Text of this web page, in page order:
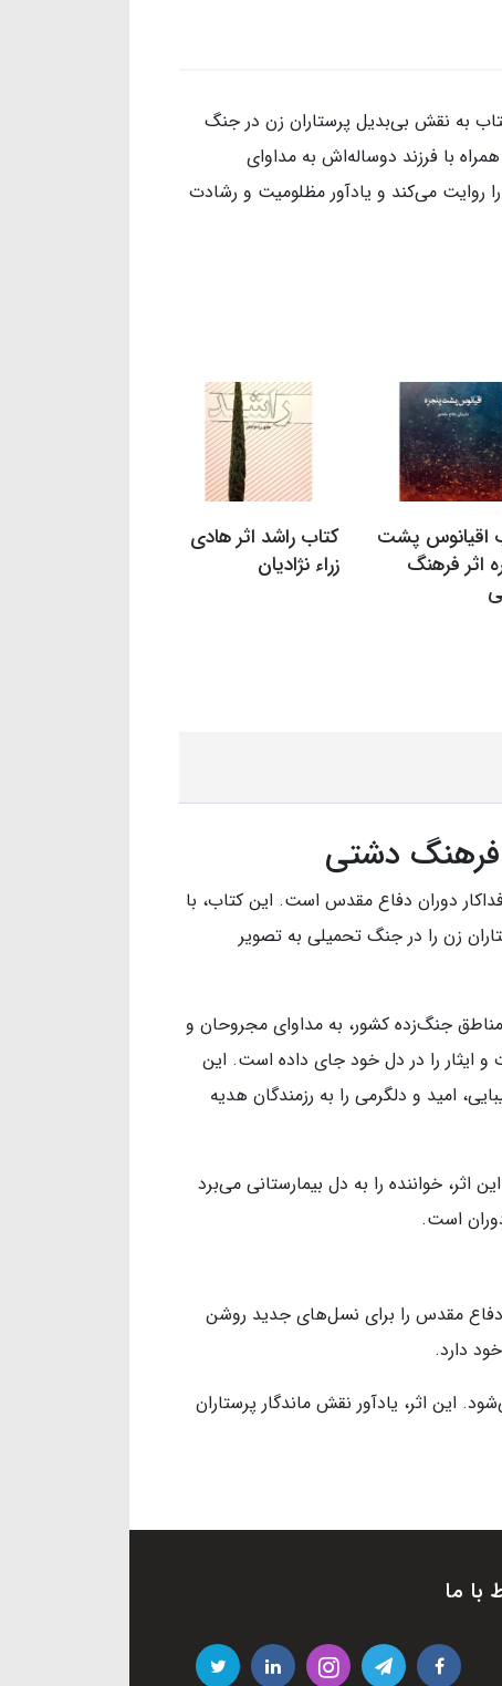
به نقش بی‌بدیل پرستاران زن در جنگ
با فرزند دوساله‌اش به مداوای
می‌کند و یادآور مظلومیت و رشادت
اقیانوس پشت
اثر فرهنگ
کتاب راشد اثر هادی
زراء نژادیان
فرهنگ دشتی
دوران دفاع مقدس است. این کتاب، با
زن را در جنگ تحمیلی به تصویر
جنگ‌زده کشور، به مداوای مجروحان و
ایثار را در دل خود جای داده است. این
امید و دلگرمی را به رزمندگان هدیه
خواننده را به دل بیمارستانی می‌برد
است.
دفاع مقدس را برای نسل‌های جدید روشن
دارد.
این اثر، یادآور نقش ماندگار پرستاران
با ما